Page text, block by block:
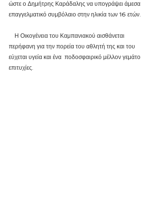
ώστε ο Δημήτρης Καράδαλης να υπογράψει άμεσα
επαγγελματικό συμβόλαιο στην ηλικία των 16 ετών.
περήφανη για την πορεία του αθλητή της και του
εύχεται υγεία και ένα  ποδοσφαιρικό μέλλον γεμάτο
επιτυχίες.